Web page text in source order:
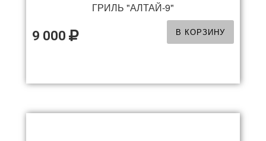
ГРИЛЬ "АЛТАЙ-9"
9 000 В КОРЗИНУ